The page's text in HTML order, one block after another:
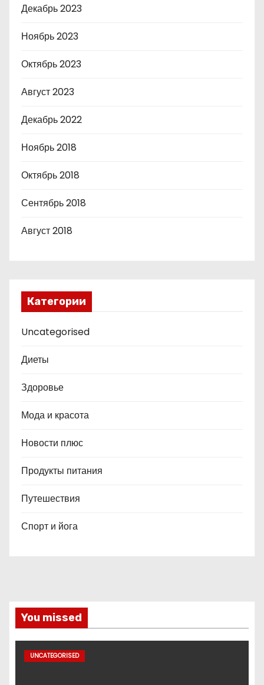
Декабрь 2023
Ноябрь 2023
Октябрь 2023
Август 2023
Декабрь 2022
Ноябрь 2018
Октябрь 2018
Сентябрь 2018
Август 2018
Категории
Uncategorised
Диеты
Здоровье
Мода и красота
Новости плюс
Продукты питания
Путешествия
Спорт и йога
You missed
UNCATEGORISED